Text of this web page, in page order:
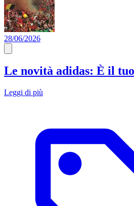
28/06/2026
Le novità adidas: È il
Leggi di più